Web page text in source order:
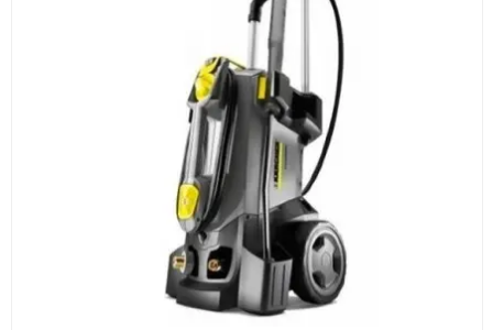
Также вы можете заказать оборудование и
инструменты по номеру телефона в шапке сайта
или через онлайн-форму запроса обратного звонка.
Казахстан и СНГ
доставка оборудования в разные города и
регионы